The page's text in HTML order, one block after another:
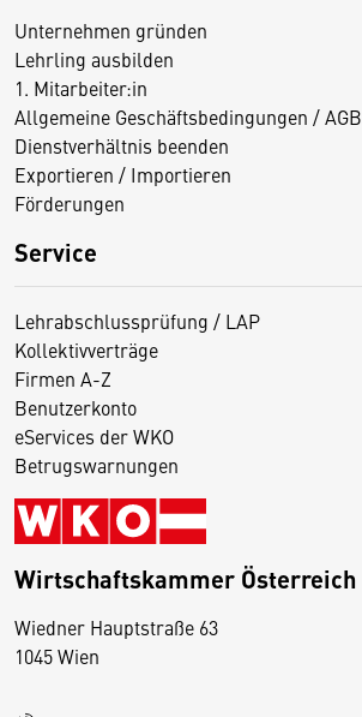
Unternehmen gründen
Lehrling ausbilden
1. Mitarbeiter:in
Allgemeine Geschäftsbedingungen / AGB
Dienstverhältnis beenden
Exportieren / Importieren
Förderungen
Service
Lehrabschlussprüfung / LAP
Kollektivverträge
Firmen A-Z
Benutzerkonto
eServices der WKO
Betrugswarnungen
Wirtschaftskammer Österreich
Wiedner Hauptstraße 63
1045 Wien
D